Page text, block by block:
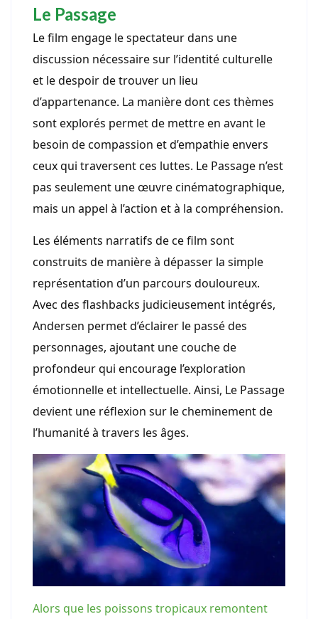
Le Passage
Le film engage le spectateur dans une
discussion nécessaire sur l’identité culturelle
et le despoir de trouver un lieu
d’appartenance. La manière dont ces thèmes
sont explorés permet de mettre en avant le
besoin de compassion et d’empathie envers
ceux qui traversent ces luttes. Le Passage n’est
pas seulement une œuvre cinématographique,
mais un appel à l’action et à la compréhension.
Les éléments narratifs de ce film sont
construits de manière à dépasser la simple
représentation d’un parcours douloureux.
Avec des flashbacks judicieusement intégrés,
Andersen permet d’éclairer le passé des
personnages, ajoutant une couche de
profondeur qui encourage l’exploration
émotionnelle et intellectuelle. Ainsi, Le Passage
devient une réflexion sur le cheminement de
l’humanité à travers les âges.
Alors que les poissons tropicaux remontent